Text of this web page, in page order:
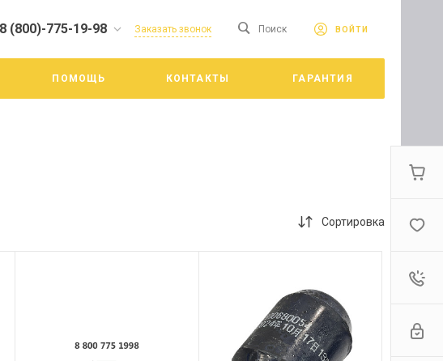
нашем веб-сайте. Продолжая
в Политике конфиденциальности
Принять
8 (800)-775-19-98
ул. Троицкий
20А/3
Заказать звонок Поиск ВОЙТИ
ПОМОЩЬ КОНТАКТЫ ГАРАНТИЯ
Сортировка